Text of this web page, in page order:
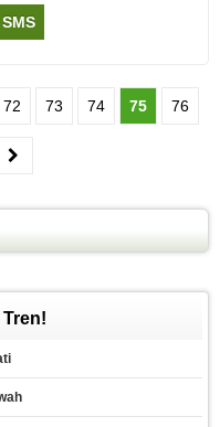
SMS
72 73 74 75 76